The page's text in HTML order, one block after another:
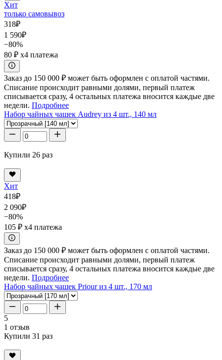
Хит
только самовывоз
318₽
1 590₽
−80%
80 ₽ x4 платежа
Заказ до 150 000 ₽ может быть оформлен с оплатой частями.
Списание происходит равными долями, первый платеж
списывается сразу, 4 остальных платежа вносится каждые две
недели. Подробнее
Набор чайных чашек Audrey из 4 шт., 140 мл
Купили 26 раз
Хит
418₽
2 090₽
−80%
105 ₽ x4 платежа
Заказ до 150 000 ₽ может быть оформлен с оплатой частями.
Списание происходит равными долями, первый платеж
списывается сразу, 4 остальных платежа вносится каждые две
недели. Подробнее
Набор чайных чашек Priour из 4 шт., 170 мл
5
1 отзыв
Купили 31 раз